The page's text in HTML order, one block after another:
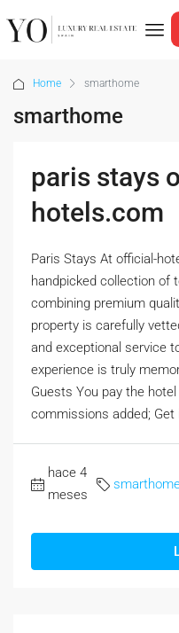
Home smarthome
smarthome
paris stays
hotels.com
Paris Stays At official-
handpicked collection of
combining premium
property is carefully
and exceptional service
experience is truly
Guests You pay the
commissions added; Get
hace 4
meses